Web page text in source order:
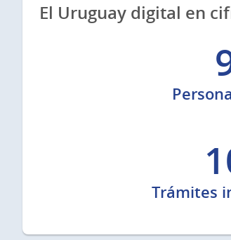
El Uruguay digital en
Trámites